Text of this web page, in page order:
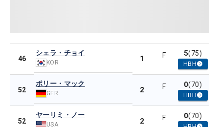
46
シェラ・チョイ
KOR 1 F 5(75)
HBH
52
ポリー・マック
GER 2 F 0(70)
HBH
52
ヤーリミ・ノー
USA 2 F 0(70)